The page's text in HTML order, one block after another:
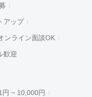
アップ
ンライン面談OK
歓迎
円 ~ 10,000円